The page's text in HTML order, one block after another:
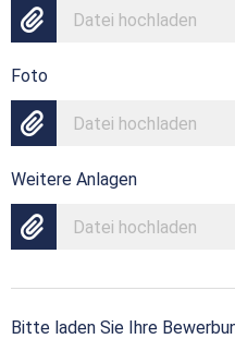
Datei hochladen
Foto
Datei hochladen
Weitere Anlagen
Datei hochladen
Bitte laden Sie Ihre